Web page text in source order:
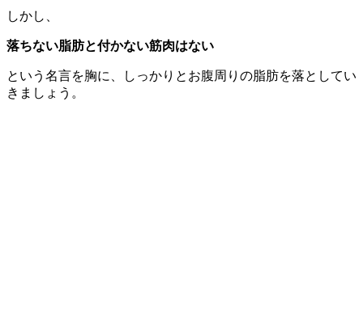
しかし、
落ちない脂肪と付かない筋肉はない
という名言を胸に、しっかりとお腹周りの脂肪を落としてい
きましょう。